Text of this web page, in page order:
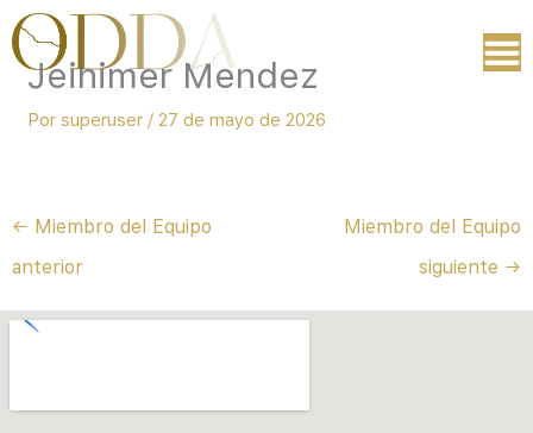
contenido
Jeinimer Mendez
Porsuperuser/27 de mayo de 2026
← Miembro del Equipo
anterior
Miembro del Equipo
siguiente →